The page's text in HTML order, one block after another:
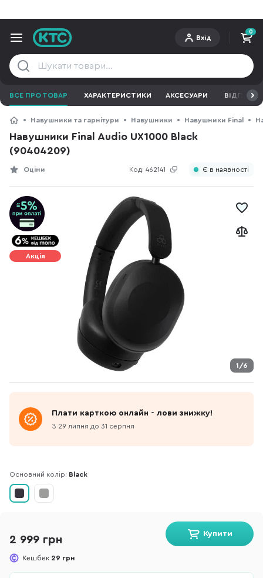
Вхід
0
ВСЕ ПРО ТОВАР ХАРАКТЕРИСТИКИ АКСЕСУАРИ ВІДГУКИ
Навушники та гарнітури Навушники Навушники Final
Навушники Final Audio UX1000 Black
(90404209)
Код: 462141
Оціни Є в наявності
1/6
Акція
Плати карткою онлайн - лови знижку!
З 29 липня до 31 серпня
Основний колір: Black
2 999 грн
Кешбек 29 грн
Купити